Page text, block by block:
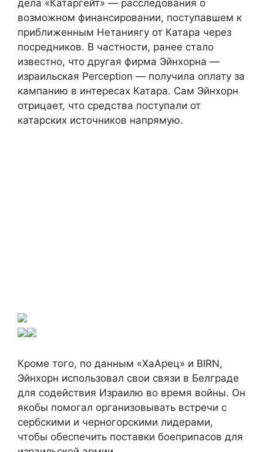
дела «Катаргейт» — расследования о
возможном финансировании, поступавшем к
приближенным Нетаниягу от Катара через
посредников. В частности, ранее стало
известно, что другая фирма Эйнхорна —
израильская Perception — получила оплату за
кампанию в интересах Катара. Сам Эйнхорн
отрицает, что средства поступали от
катарских источников напрямую.
Кроме того, по данным «ХаАрец» и BIRN,
Эйнхорн использовал свои связи в Белграде
для содействия Израилю во время войны. Он
якобы помогал организовывать встречи с
сербскими и черногорскими лидерами,
чтобы обеспечить поставки боеприпасов для